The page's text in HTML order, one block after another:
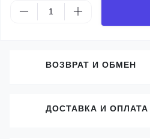
ВОЗВРАТ И ОБМЕН
ДОСТАВКА И ОПЛАТА